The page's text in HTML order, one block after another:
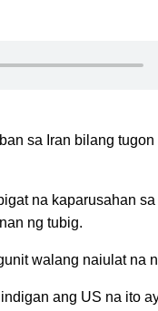
sa Iran bilang tugon
na kaparusahan sa
ng tubig.
walang naiulat na
ang US na ito